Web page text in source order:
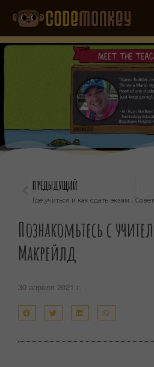
ПРЕДЫДУЩИЙ
Где учиться и как сдать экзамен AP Computer Science A
Познакомьтесь с
Макрейлд
30 апреля 2021 г.